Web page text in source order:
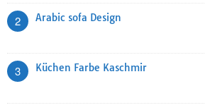
2 Arabic sofa Design
3 Küchen Farbe Kaschmir